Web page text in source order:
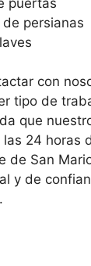
de persianas
con
tipo de
que
24 horas
de San
y de